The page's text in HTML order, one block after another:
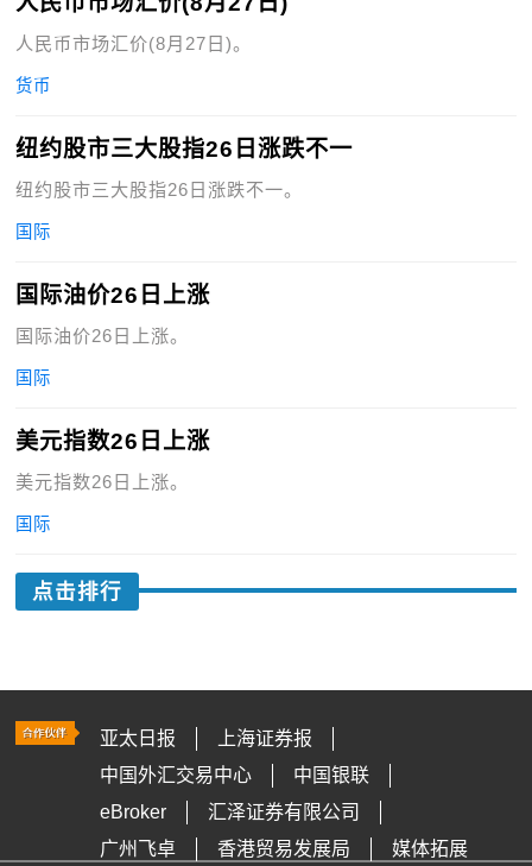
人民币市场汇价(8月27日)。
货币
纽约股市三大股指26日涨跌不一
纽约股市三大股指26日涨跌不一。
国际
国际油价26日上涨
国际油价26日上涨。
国际
美元指数26日上涨
美元指数26日上涨。
国际
点击排行
亚太日报
上海证券报
中国外汇交易中心
中国银联
eBroker
汇泽证券有限公司
广州飞卓
香港贸易发展局 媒体拓展